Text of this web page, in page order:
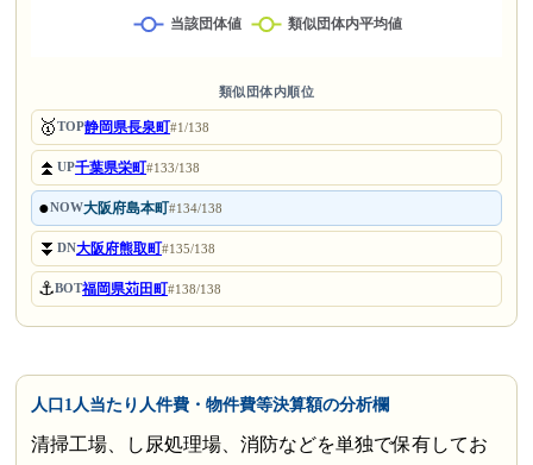
類似団体内順位
🥇TOP静岡県長泉町#1/138
⏫UP千葉県栄町#133/138
●NOW大阪府島本町#134/138
⏬DN大阪府熊取町#135/138
⚓BOT福岡県苅田町#138/138
人口1人当たり人件費・物件費等決算額の分析欄
清掃工場、し尿処理場、消防などを単独で保有してお